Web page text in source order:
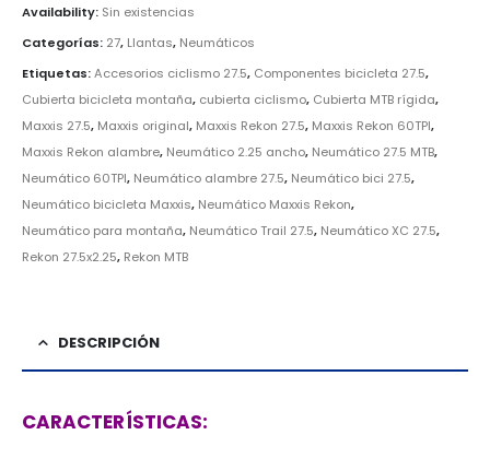
Availability: Sin existencias
Categorías: 27, Llantas, Neumáticos
Etiquetas:Accesorios ciclismo 27.5, Componentes bicicleta 27.5,
Cubierta bicicleta montaña, cubierta ciclismo, Cubierta MTB rígida,
Maxxis 27.5, Maxxis original, Maxxis Rekon 27.5, Maxxis Rekon 60TPI,
Maxxis Rekon alambre, Neumático 2.25 ancho, Neumático 27.5 MTB,
Neumático 60TPI, Neumático alambre 27.5, Neumático bici 27.5,
Neumático bicicleta Maxxis, Neumático Maxxis Rekon,
Neumático para montaña, Neumático Trail 27.5, Neumático XC 27.5,
Rekon 27.5x2.25, Rekon MTB
DESCRIPCIÓN
CARACTERÍSTICAS: